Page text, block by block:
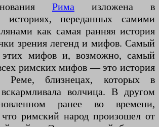
Рима изложена в
историях, переданных самими
как самая ранняя история
зрения легенд и мифов. Самый
этих мифов и, возможно, самый
римских мифов — это история
близнецах, которых в
вскармливала волчица. В другом
ранее во времени,
что римский народ произошел от